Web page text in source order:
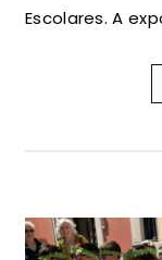
Escolares. A